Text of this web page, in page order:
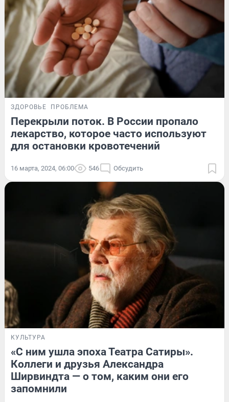
ЗДОРОВЬЕ ПРОБЛЕМА
Перекрыли поток. В России пропало
лекарство, которое часто используют
для остановки кровотечений
16 марта, 2024, 06:00 546 Обсудить
КУЛЬТУРА
«С ним ушла эпоха Театра Сатиры».
Коллеги и друзья Александра
Ширвиндта — о том, каким они его
запомнили